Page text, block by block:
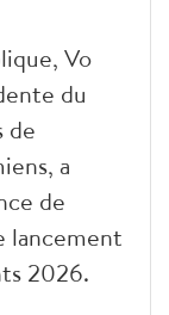
Vo
du
de
a
de
lancement
2026.